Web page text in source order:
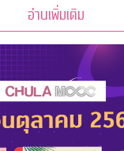
อ่านเพิ่มเติม